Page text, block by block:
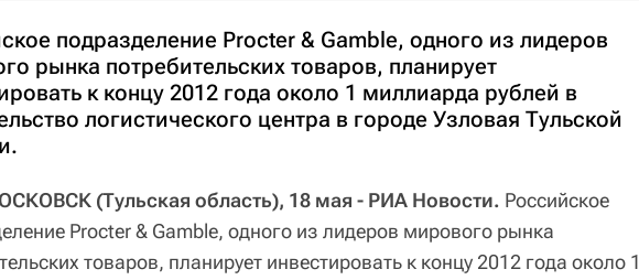
подразделение Procter & Gamble, одного из лидеров
рынка потребительских товаров, планирует
к концу 2012 года около 1 миллиарда рублей в
логистического центра в городе Узловая Тульской
(Тульская область), 18 мая - РИА Новости. Российское
Procter & Gamble, одного из лидеров мирового рынка
товаров, планирует инвестировать к концу 2012 года около 1